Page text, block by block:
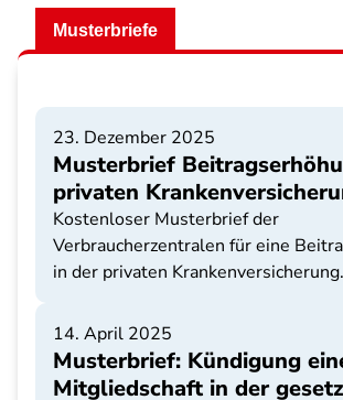
Musterbriefe
23. Dezember 2025
Musterbrief
privaten
Kostenloser Musterbrief der
Verbraucherzentralen für eine
in der privaten Krankenversicherung.
14. April 2025
Musterbrief: Kündigung
Mitgliedschaft in der